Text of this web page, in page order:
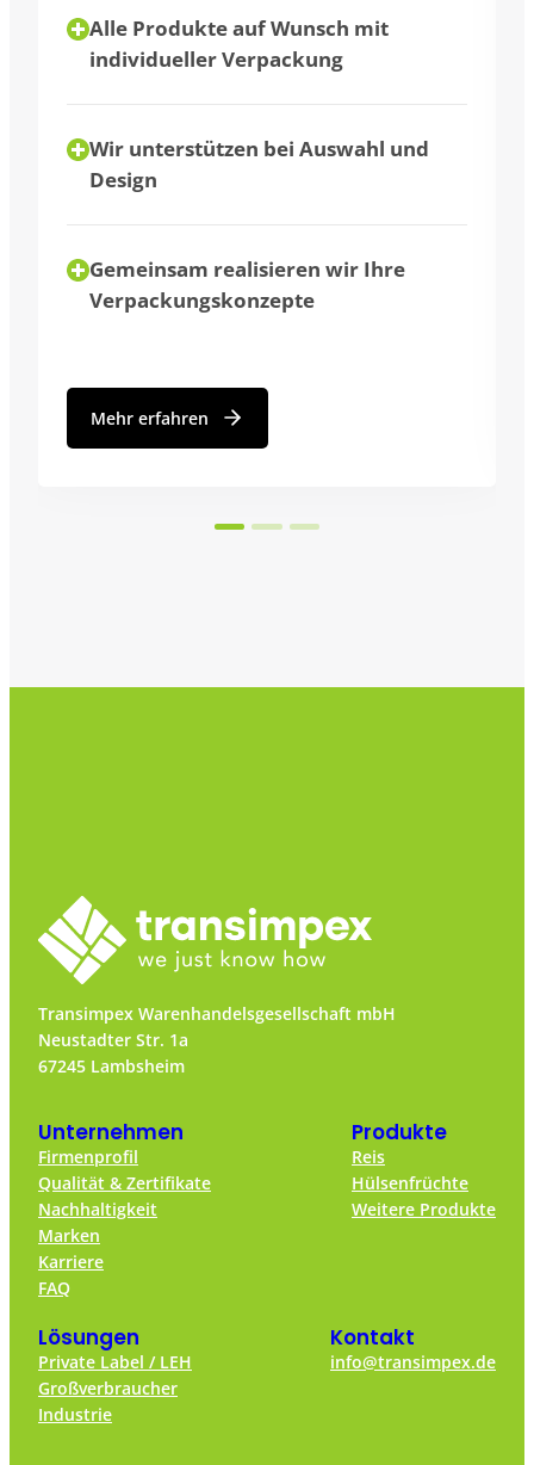
Flexibilität durch unterschiedliche
Verpackungsgrößen
Abnahme in Großmengen möglich
Mehr erfahren
Transimpex Warenhandelsgesellschaft mbH
Neustadter Str. 1a
67245 Lambsheim
Unternehmen
Firmenprofil
Qualität & Zertifikate
Nachhaltigkeit
Marken
Karriere
FAQ
Produkte
Reis
Hülsenfrüchte
Weitere Produkte
Lösungen
Private Label / LEH
Großverbraucher
Industrie
Kontakt
info@transimpex.de